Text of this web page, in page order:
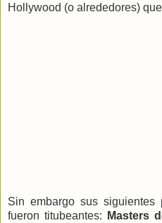
Hollywood (o alrededores)
Sin embargo sus siguientes
fueron titubeantes:
Masters